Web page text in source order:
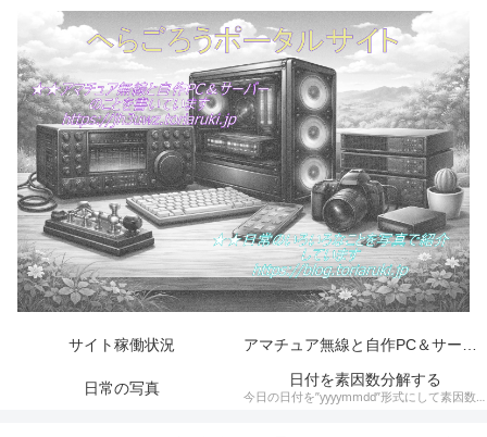
サイト稼働状況 アマチュア無線と自作PC＆サーバー
日常の写真 日付を素因数分解する
今日の日付を”yyyymmdd”形式にして素因数分解します。そして素数とハーシャッド数の判定をします。